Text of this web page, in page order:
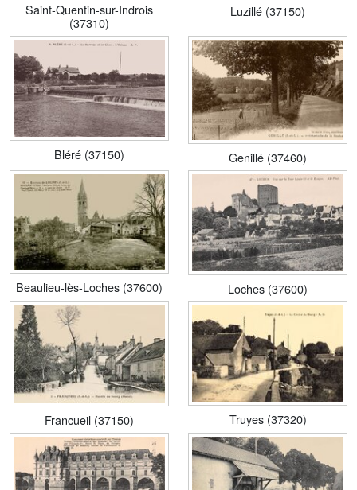
Saint-Quentin-sur-Indrois
(37310)
Luzillé (37150)
Bléré (37150) Genillé (37460)
Beaulieu-lès-Loches (37600) Loches (37600)
Francueil (37150) Truyes (37320)